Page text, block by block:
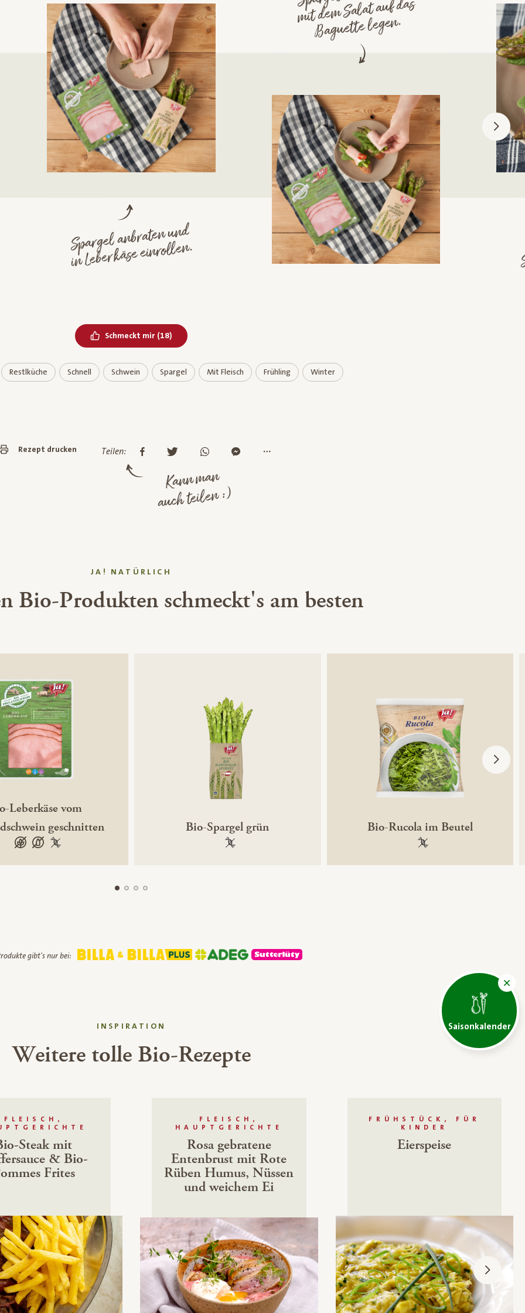
Saisonkalender
Spargel anbraten und
in Leberkäse einrollen.
m Salat auf das
Baguette legen.
Schmeckt mir Bereits geliked
(18)
Restlküche Schnell Schwein Spargel Mit Fleisch Frühling Winter
Rezept drucken Teilen:
Kann man
auch teilen :)
JA! NATÜRLICH
Bio-Produkten schmeckt's am besten
Leberkäse vom
geschnitten
glutenfrei
laktosefrei100 % gentechnikfrei
Bio-Spargel grün
100 % gentechnikfrei
Bio-Rucola im Beutel
100 % gentechnikfrei
gibt's nur bei:
INSPIRATION
Weitere tolle Bio-Rezepte
FLEISCH,
Steak mit
& Bio-
Frites
FLEISCH,
HAUPTGERICHTE
Rosa gebratene
Entenbrust mit Rote
Rüben Humus, Nüssen
und weichem Ei
FRÜHSTÜCK, FÜR
KINDER
Eierspeise